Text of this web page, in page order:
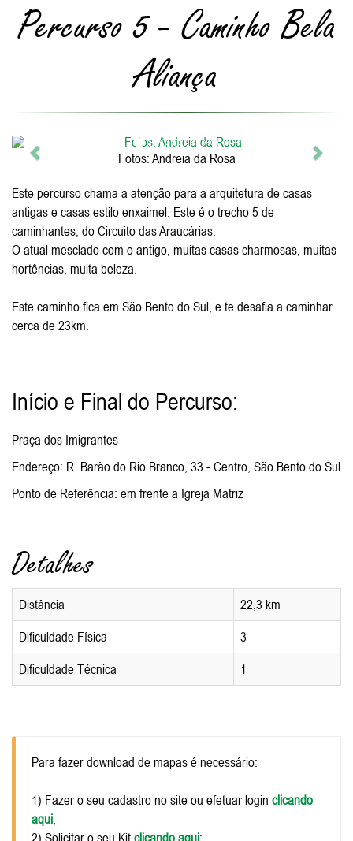
Percurso 5 - Caminho Bela
Aliança
Fotos: Andreia da Rosa
Anterior
Este percurso chama a atenção para a arquitetura de casas
antigas e casas estilo enxaimel. Este é o trecho 5 de
caminhantes, do Circuito das Araucárias.
O atual mesclado com o antigo, muitas casas charmosas, muitas
hortências, muita beleza.
Este caminho fica em São Bento do Sul, e te desafia a caminhar
cerca de 23km.
Início e Final do Percurso:
Praça dos Imigrantes
Endereço: R. Barão do Rio Branco, 33 - Centro, São Bento do Sul
Ponto de Referência: em frente a Igreja Matriz
Detalhes
Distância 22,3 km
Dificuldade Física 3
Dificuldade Técnica 1
Para fazer download de mapas é necessário:
1) Fazer o seu cadastro no site ou efetuar login clicando
aqui;
2) Solicitar o seu Kit clicando aqui;